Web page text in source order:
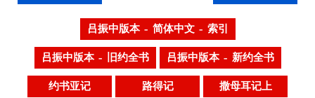
吕振中版本 – 简体中文 – 索引
吕振中版本 – 旧约全书 吕振中版本 – 新约全书
约书亚记 路得记 撒母耳记上